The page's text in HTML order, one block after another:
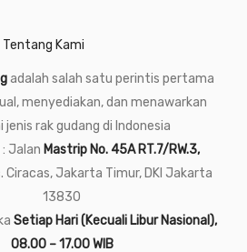
Tentang Kami
adalah salah satu perintis pertama
menyediakan, dan menawarkan
jenis rak gudang di Indonesia
Jalan Mastrip No. 45A RT.7/RW.3,
Ciracas, Jakarta Timur, DKI Jakarta
13830
Setiap Hari (Kecuali Libur Nasional),
08.00 – 17.00 WIB